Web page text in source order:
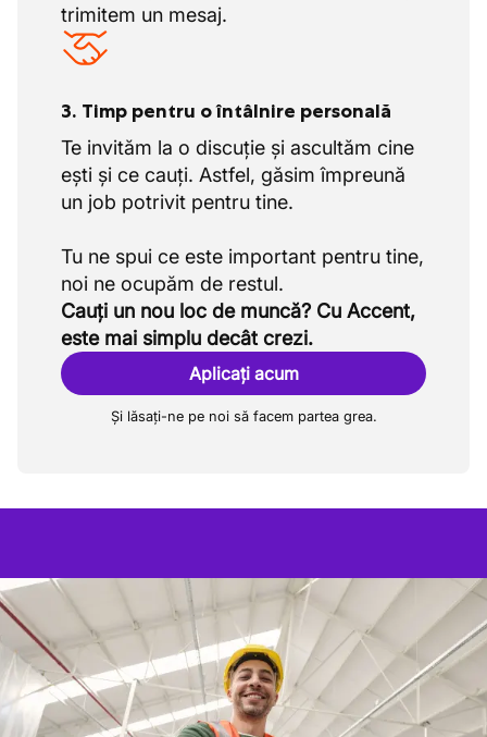
trimitem un mesaj.
3. Timp pentru o întâlnire personală
Te invităm la o discuție și ascultăm cine
ești și ce cauți. Astfel, găsim împreună
un job potrivit pentru tine.
Tu ne spui ce este important pentru tine,
Cauți un nou loc de muncă? Cu Accent,
este mai simplu decât crezi.
Aplicați acum
Și lăsați-ne pe noi să facem partea grea.